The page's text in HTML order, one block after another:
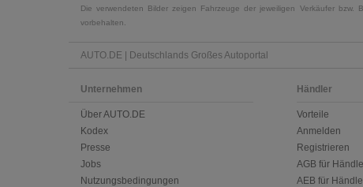
Die verwendeten Bilder zeigen Fahrzeuge der jeweiligen Verkäufer
vorbehalten.
AUTO.DE | Deutschlands Großes Autoportal
Unternehmen
Über AUTO.DE
Kodex
Presse
Jobs
Nutzungsbedingungen
Händler
Vorteile
Anmelden
Registrieren
AGB für
AEB für